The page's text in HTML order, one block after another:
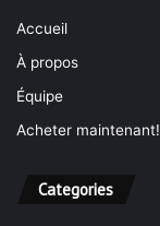
Accueil
À propos
Équipe
Acheter maintenant!
Categories